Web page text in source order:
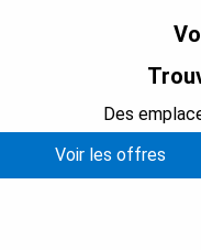
copieux
Des
Voir les offres